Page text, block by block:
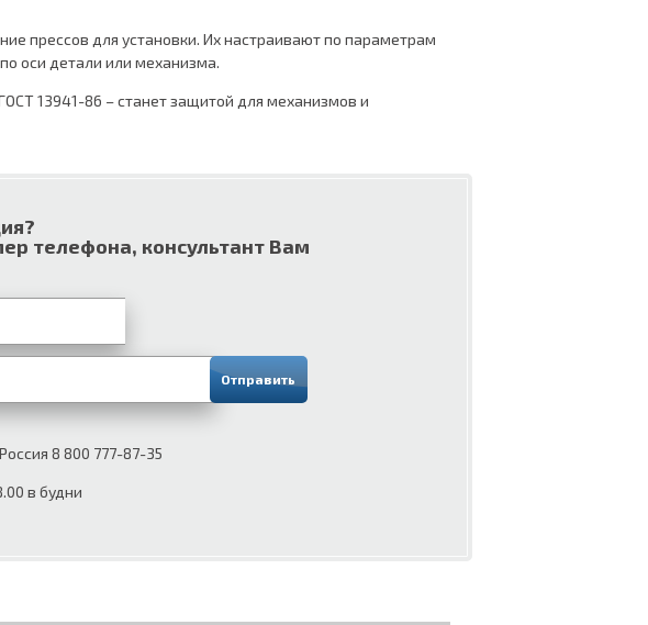
прессов для установки. Их настраивают по параметрам
оси детали или механизма.
13941-86 – станет защитой для механизмов и
телефона, консультант Вам
8 800 777-87-35
в будни